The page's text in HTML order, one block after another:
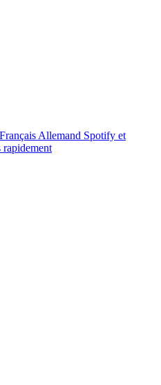
Allemand Spotify et
rapidement